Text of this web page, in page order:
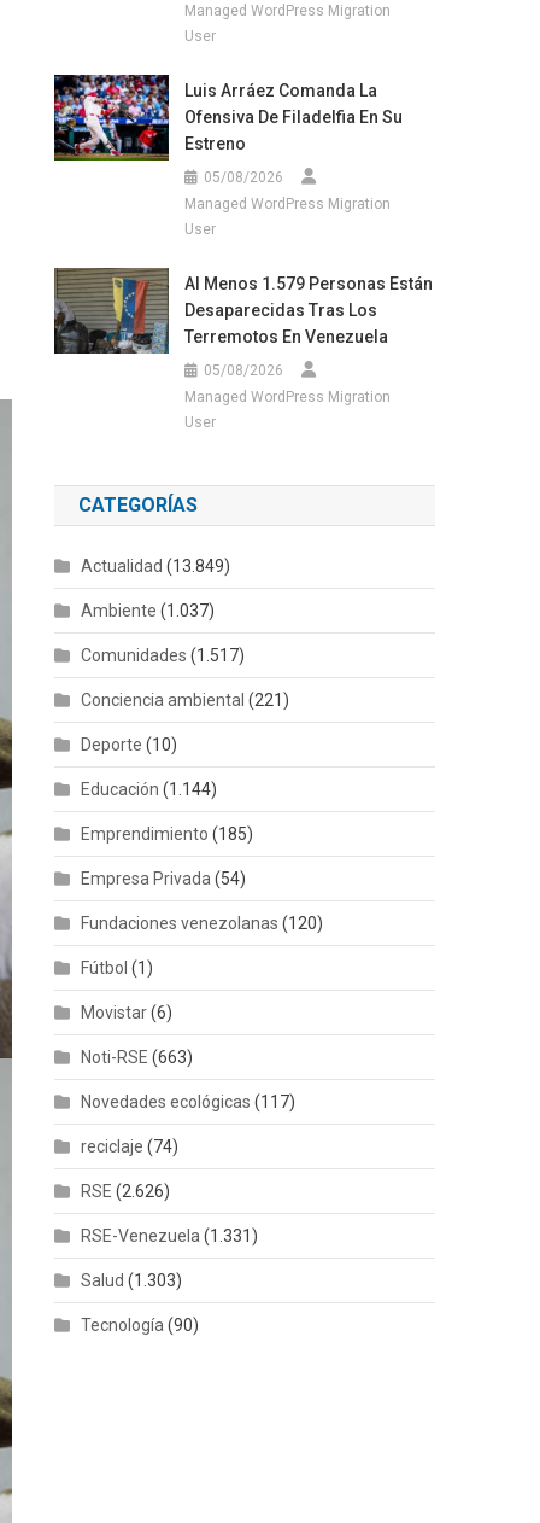
Managed WordPress Migration
User
Luis Arráez Comanda La
Ofensiva De Filadelfia En Su
Estreno
05/08/2026
Managed WordPress Migration
User
Al Menos 1.579 Personas Están
Desaparecidas Tras Los
Terremotos En Venezuela
05/08/2026
Managed WordPress Migration
User
CATEGORÍAS
Actualidad (13.849)
Ambiente (1.037)
Comunidades (1.517)
Conciencia ambiental (221)
Deporte (10)
Educación (1.144)
Emprendimiento (185)
Empresa Privada (54)
Fundaciones venezolanas (120)
Fútbol (1)
Movistar(6)
Noti-RSE (663)
Novedades ecológicas (117)
reciclaje (74)
RSE (2.626)
RSE-Venezuela (1.331)
Salud (1.303)
Tecnología (90)